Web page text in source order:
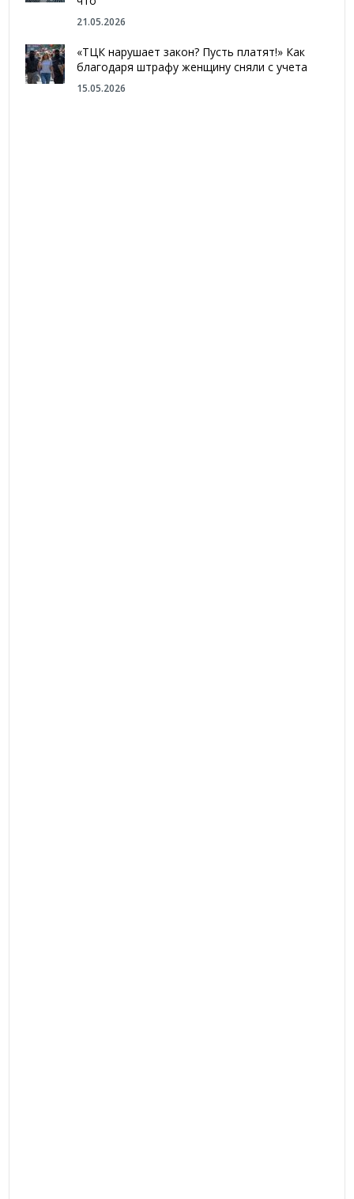
21.05.2026
«ТЦК нарушает закон? Пусть платят!» Как
благодаря штрафу женщину сняли с учета
15.05.2026